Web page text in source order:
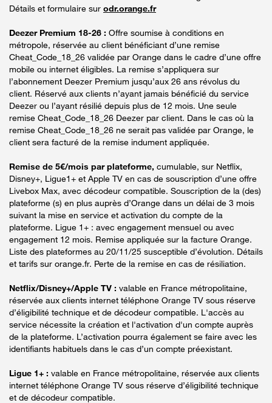
Détails et formulaire sur odr.orange.fr
Deezer Premium 18-26 : Offre soumise à conditions en
métropole, réservée au client bénéficiant d’une remise
Cheat_Code_18_26 validée par Orange dans le cadre d’une offre
mobile ou internet éligibles. La remise s’appliquera sur
l’abonnement Deezer Premium jusqu’aux 26 ans révolus du
client. Réservé aux clients n’ayant jamais bénéficié du service
Deezer ou l’ayant résilié depuis plus de 12 mois. Une seule
remise Cheat_Code_18_26 Deezer par client. Dans le cas où la
remise Cheat_Code_18_26 ne serait pas validée par Orange, le
client sera facturé de la remise indument appliquée.
Remise de 5€/mois par plateforme, cumulable, sur Netflix,
Disney+, Ligue1+ et Apple TV en cas de souscription d’une offre
Livebox Max, avec décodeur compatible. Souscription de la (des)
plateforme (s) en plus auprès d’Orange dans un délai de 3 mois
suivant la mise en service et activation du compte de la
plateforme. Ligue 1+ : avec engagement mensuel ou avec
engagement 12 mois. Remise appliquée sur la facture Orange.
Liste des plateformes au 20/11/25 susceptible d’évolution. Détails
et tarifs sur orange.fr. Perte de la remise en cas de résiliation.
Netflix/Disney+/Apple TV : valable en France métropolitaine,
réservée aux clients internet téléphone Orange TV sous réserve
d’éligibilité technique et de décodeur compatible. L'accès au
service nécessite la création et l'activation d'un compte auprès
de la plateforme. L’activation pourra également se faire avec les
identifiants habituels dans le cas d’un compte préexistant.
Ligue 1+ : valable en France métropolitaine, réservée aux clients
internet téléphone Orange TV sous réserve d’éligibilité technique
et de décodeur compatible.